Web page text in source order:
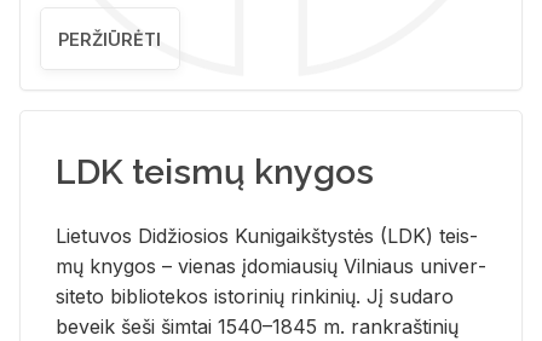
PERŽIŪRĖTI
LDK teismų knygos
Lie­tu­vos Di­džio­sios Ku­ni­gaikš­tys­tės (LDK) teis­
mų kny­gos – vie­nas įdo­miau­sių Vil­niaus uni­ver­
si­te­to bi­b­lio­te­kos is­to­ri­nių rin­ki­nių. Jį su­da­ro
be­veik šeši šim­tai 1540–1845 m. rank­raš­ti­nių